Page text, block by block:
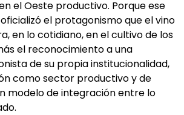
el Oeste productivo. Porque ese
el protagonismo que el vino
en lo cotidiano, en el cultivo de los
el reconocimiento a una
de su propia institucionalidad,
como sector productivo y de
modelo de integración entre lo